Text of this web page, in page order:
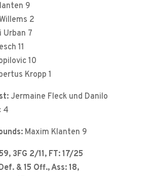
9
2
Urban 7
11
10
Kropp 1
Jermaine Fleck und Danilo
4
Maxim Klanten 9
3FG 2/11, FT: 17/25
& 15 Off., Ass: 18,